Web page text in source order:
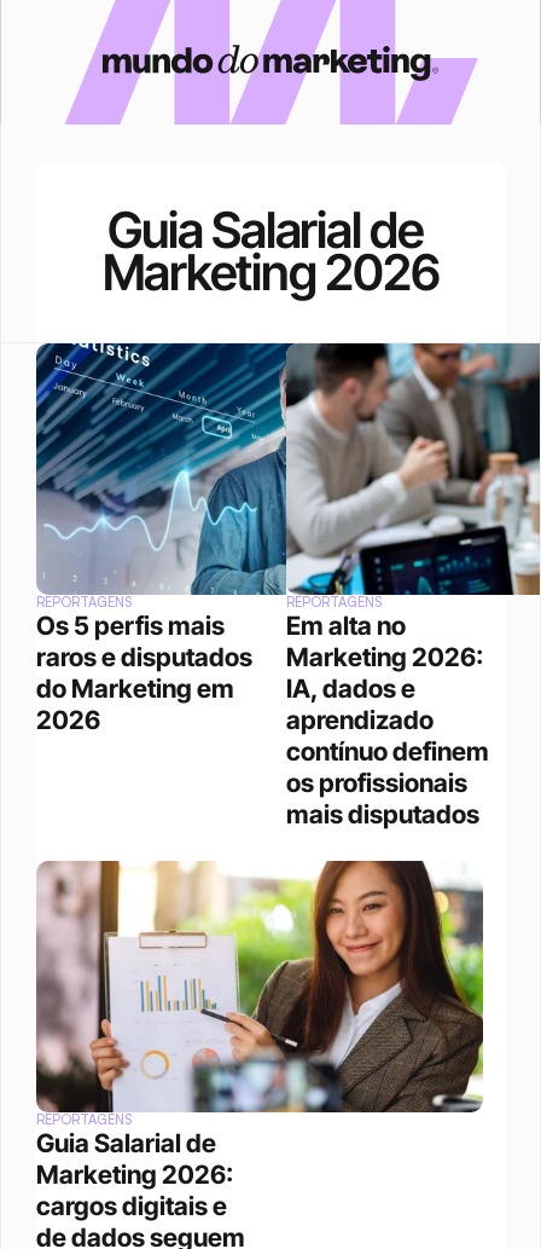
Guia Salarial de
Marketing 2026
REPORTAGENS
Os 5 perfis mais
raros e disputados
do Marketing em
2026
REPORTAGENS
Em alta no
Marketing 2026:
IA, dados e
aprendizado
contínuo definem
os profissionais
mais disputados
REPORTAGENS
Guia Salarial de
Marketing 2026:
cargos digitais e
de dados seguem